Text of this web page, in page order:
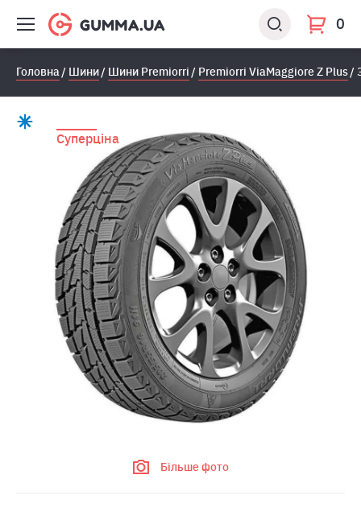
0
Головна Шини Шини Premiorri Premiorri ViaMaggiore Z Plus
Суперціна
Більше фото